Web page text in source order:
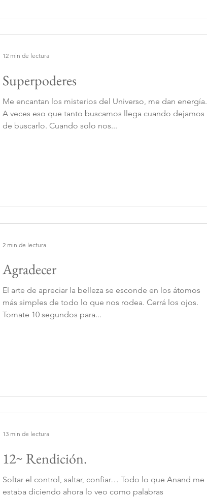
Superpoderes
Me encantan los misterios del Universo, me dan energía.
A veces eso que tanto buscamos llega cuando dejamos
de buscarlo. Cuando solo nos...
12 min de lectura
Agradecer
El arte de apreciar la belleza se esconde en los átomos
más simples de todo lo que nos rodea. Cerrá los ojos.
Tomate 10 segundos para...
2 min de lectura
12~ Rendición.
Soltar el control, saltar, confiar… Todo lo que Anand me
estaba diciendo ahora lo veo como palabras
13 min de lectura